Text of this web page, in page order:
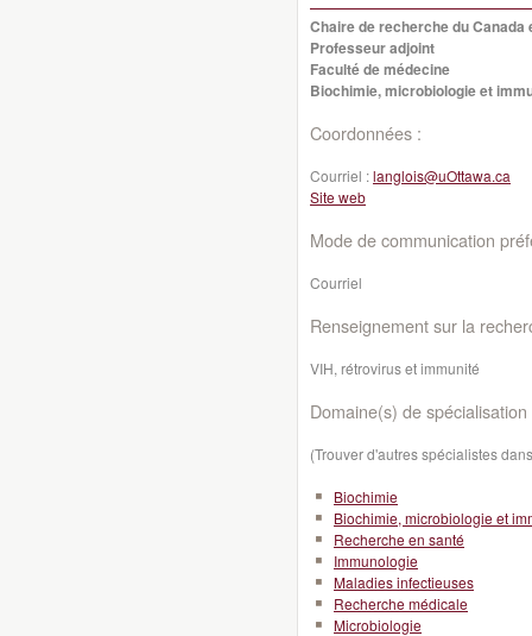
Chaire de recherche du
Professeur adjoint
Faculté de médecine
Biochimie, microbiologie et
Coordonnées :
Courriel :langlois@uOttawa.ca
Site web
Mode de communication
Courriel
Renseignement sur la
VIH, rétrovirus et immunité
Domaine(s) de spécialisation
(Trouver d'autres spécialistes
Biochimie
Biochimie, microbiologie et
Recherche en santé
Immunologie
Maladies infectieuses
Recherche médicale
Microbiologie